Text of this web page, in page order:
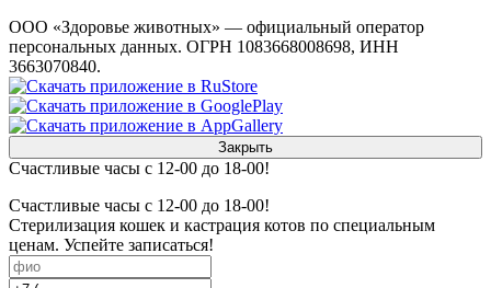
ООО «Здоровье животных» — официальный оператор
персональных данных. ОГРН 1083668008698, ИНН
3663070840.
Закрыть
Счастливые часы с 12-00 до 18-00!
Счастливые часы с 12-00 до 18-00!
Стерилизация кошек и кастрация котов по специальным
ценам. Успейте записаться!